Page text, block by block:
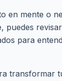
en mente o
puedes
para
transformar